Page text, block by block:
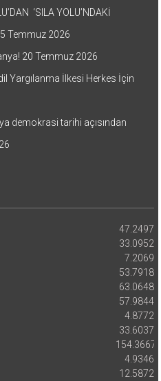
‘SILA YOLU’NDAKİ
Temmuz 2026
20 Temmuz 2026
Yargılanma İlkesi Herkes İçin
demokrasi tarihi açısından
47.2497
33.0952
7.2069
53.7918
63.0648
57.9844
4.8772
33.6037
154.3667
4.9346
12.5872